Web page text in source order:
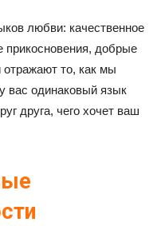
любви: качественное
прикосновения, добрые
то, как мы
вас одинаковый язык
друга, чего хочет ваш